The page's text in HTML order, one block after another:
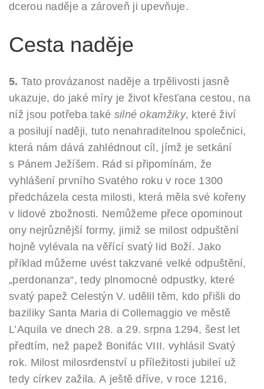
dcerou naděje a zároveň ji upevňuje.
Cesta naděje
5. Tato provázanost naděje a trpělivosti jasně
ukazuje, do jaké míry je život křesťana cestou, na
níž jsou potřeba také silné okamžiky, které živí
a posilují naději, tuto nenahraditelnou společnici,
která nám dává zahlédnout cíl, jímž je setkání
s Pánem Ježíšem. Rád si připomínám, že
vyhlášení prvního Svatého roku v roce 1300
předcházela cesta milosti, která měla své kořeny
v lidové zbožnosti. Nemůžeme přece opominout
ony nejrůznější formy, jimiž se milost odpuštění
hojně vylévala na věřící svatý lid Boží. Jako
příklad můžeme uvést takzvané velké odpuštění,
„perdonanza“, tedy plnomocné odpustky, které
svatý papež Celestýn V. udělil těm, kdo přišli do
baziliky Santa Maria di Collemaggio ve městě
L’Aquila ve dnech 28. a 29. srpna 1294, šest let
předtím, než papež Bonifác VIII. vyhlásil Svatý
rok. Milost milosrdenství u příležitosti jubileí už
tedy církev zažila. A ještě dříve, v roce 1216,